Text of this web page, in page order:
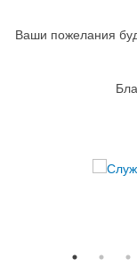
Ваши пожелания